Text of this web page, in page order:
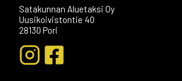
Satakunnan Aluetaksi Oy
Uusikoivistontie 40
28130 Pori